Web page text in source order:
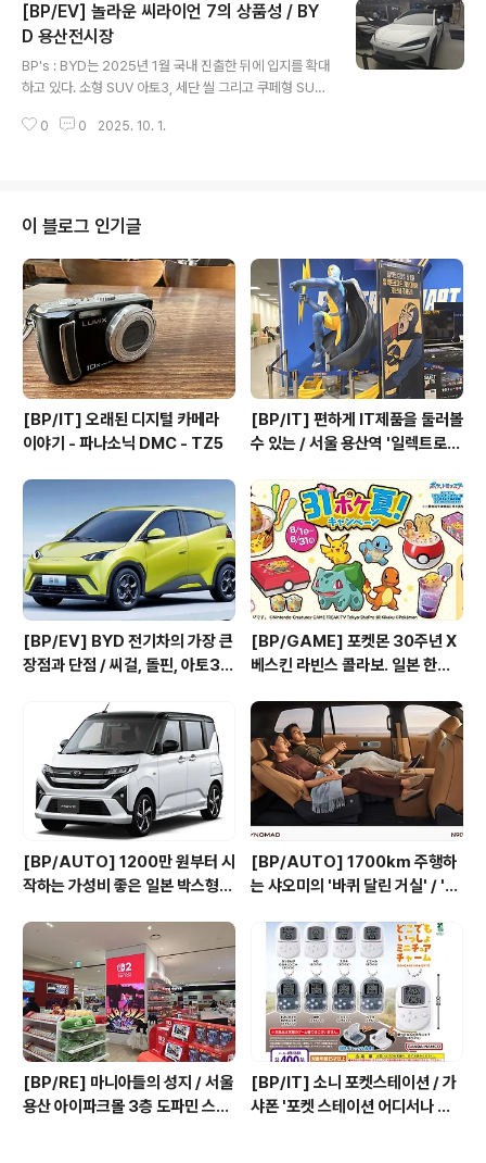
기업의 기술력을 확인할 수 있는 부분이다. 주요 모델을 비
교해봤는데 2톤대 전후. BYD 씨라이언은 2.2톤에 달한
다. 차급의 차이가 있지만 무게가 2톤에서 10% 내외로 차
이가 크지 않은 것 같지만 100kg만 차이가 나도 사람 2명
정도를 항상 태우고 다니는 것과 같다. 참고로테슬라 모델
3는 1770~1855kg 기아차 레이 EV는 1185kg 현대차
[BP/EV] 놀라운 씨라이언 7의 상품성 / BY
D 용산전시장
BP's : BYD는 2025년 1월 국내 진출한 뒤에 입지를 확대
하고 있다. 소형 SUV 아토3, 세단 씰 그리고 쿠페형 SUV
전자랜드 1층에 매장이 생겼길래 궁금했던 씨라이언 7 을
절감으로 내장재가 점점 저렴해지는 다른 차량 브랜드와
달리...이 정도 수준의 내장재면 프리미엄 브랜드로 봐야할
정도로 놀라운 수준이었다. 주행성능은 시승을 해봐야겠지
만, 이 정도면 중국차라고 편견을 가질 필요는 없어 보인다.
아쉬웠던 부분은 2열과 트렁크.쿠페형 SUV이다보니 2열
천장이 조금..
0 0 2025. 10. 1.
이 블로그 인기글
[BP/IT] 오래된 디지털 카메라
이야기 - 파나소닉 DMC - TZ5
[BP/IT] 편하게 IT제품을 둘러볼
수 있는 / 서울 용산역 '일렉트로마
[BP/EV] BYD 전기차의 가장 큰
장점과 단점 / 씨걸, 돌핀, 아토3,
[BP/GAME] 포켓몬 30주년 X
베스킨 라빈스 콜라보. 일본 한정 /
[BP/AUTO] 1200만 원부터 시
작하는 가성비 좋은 일본 박스형
스'
[BP/AUTO] 1700km 주행하
는 샤오미의 '바퀴 달린 거실' / 'S
[BP/RE] 마니아들의 성지 / 서울
용산 아이파크몰 3층 도파민 스테
[BP/IT] 소니 포켓스테이션 / 가
샤폰 '포켓 스테이션 어디서나 함